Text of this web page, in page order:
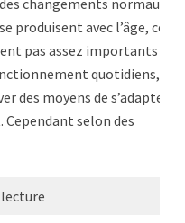
changements normaux
avec l’âge, ces
pas assez importants
quotidiens,
des moyens de s’adapter
Cependant selon des